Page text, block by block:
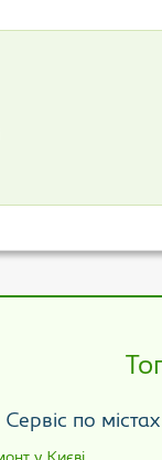
Сервіс по містах